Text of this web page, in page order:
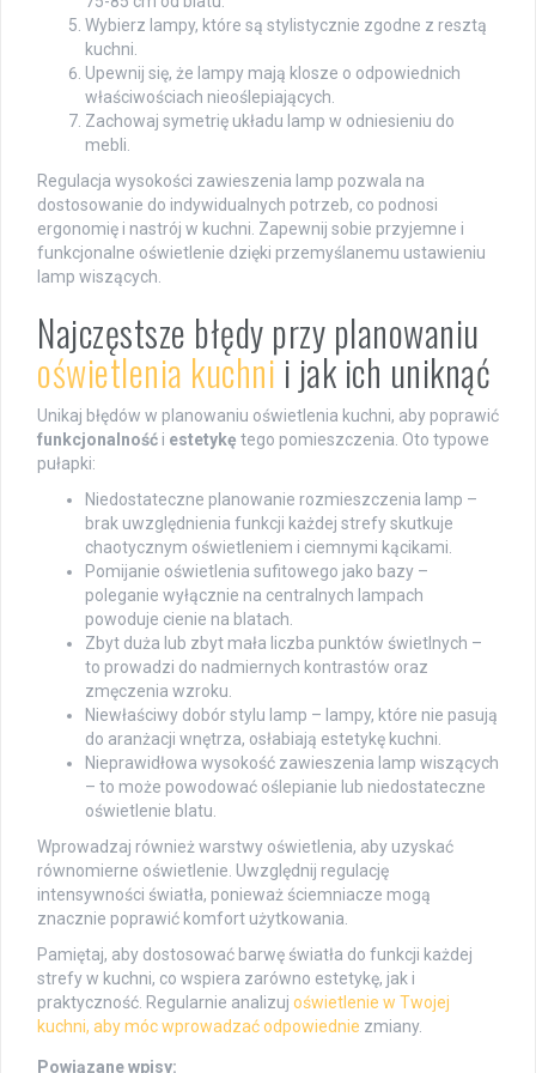
Wybierz lampy, które są stylistycznie zgodne z resztą
kuchni.
Upewnij się, że lampy mają klosze o odpowiednich
właściwościach nieoślepiających.
Zachowaj symetrię układu lamp w odniesieniu do
mebli.
Regulacja wysokości zawieszenia lamp pozwala na
dostosowanie do indywidualnych potrzeb, co podnosi
ergonomię i nastrój w kuchni. Zapewnij sobie przyjemne i
funkcjonalne oświetlenie dzięki przemyślanemu ustawieniu
lamp wiszących.
Najczęstsze błędy przy planowaniu
oświetlenia kuchnii jak ich uniknąć
Unikaj błędów w planowaniu oświetlenia kuchni, aby poprawić
funkcjonalność i estetykę tego pomieszczenia. Oto typowe
pułapki:
Niedostateczne planowanie rozmieszczenia lamp –
brak uwzględnienia funkcji każdej strefy skutkuje
chaotycznym oświetleniem i ciemnymi kącikami.
Pomijanie oświetlenia sufitowego jako bazy –
poleganie wyłącznie na centralnych lampach
powoduje cienie na blatach.
Zbyt duża lub zbyt mała liczba punktów świetlnych –
to prowadzi do nadmiernych kontrastów oraz
zmęczenia wzroku.
Niewłaściwy dobór stylu lamp – lampy, które nie pasują
do aranżacji wnętrza, osłabiają estetykę kuchni.
Nieprawidłowa wysokość zawieszenia lamp wiszących
– to może powodować oślepianie lub niedostateczne
oświetlenie blatu.
Wprowadzaj również warstwy oświetlenia, aby uzyskać
równomierne oświetlenie. Uwzględnij regulację
intensywności światła, ponieważ ściemniacze mogą
znacznie poprawić komfort użytkowania.
Pamiętaj, aby dostosować barwę światła do funkcji każdej
strefy w kuchni, co wspiera zarówno estetykę, jak i
praktyczność. Regularnie analizuj oświetlenie w Twojej
kuchni, aby móc wprowadzać odpowiednie zmiany.
Powiązane wpisy: